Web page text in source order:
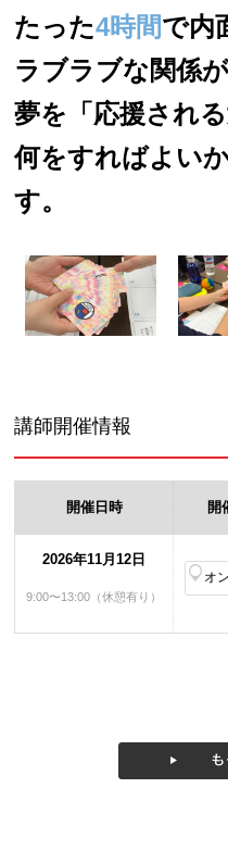
たった4時間で内
ラブラブな関係
夢を「応援され
何をすればよい
す。
講師開催情報
開催日時 開
2026年11月12日
9:00〜13:00（休憩有り）
オ